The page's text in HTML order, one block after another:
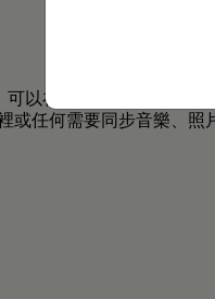
以在 27 分鐘內將
任何需要同步音樂、照